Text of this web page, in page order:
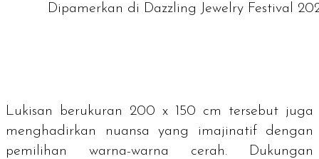
Dipamerkan di Dazzling Jewelry Festival
Lukisan berukuran 200 x 150 cm tersebut juga
menghadirkan nuansa yang imajinatif dengan
pemilihan warna-warna cerah. Dukungan